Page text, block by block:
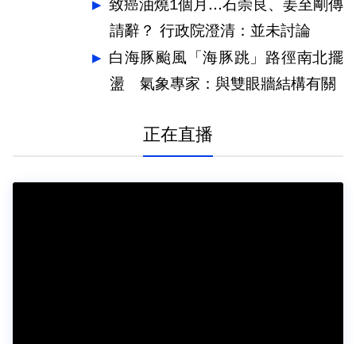
水
致癌油燒1個月...石崇良、姜至剛傳
請辭？ 行政院澄清：並未討論
白海豚颱風「海豚跳」路徑南北擺
盪 氣象專家：與雙眼牆結構有關
正在直播